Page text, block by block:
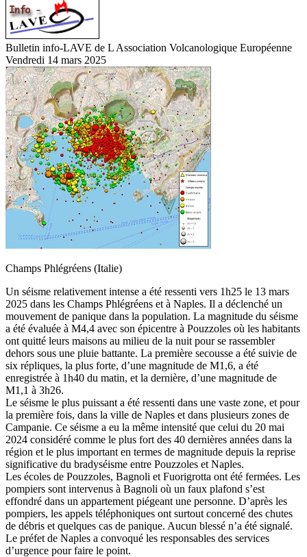
Bulletin info-LAVE de L Association Volcanologique Européenne
Vendredi 14 mars 2025
Champs Phlégréens (Italie)
Un séisme relativement intense a été ressenti vers 1h25 le 13 mars
2025 dans les Champs Phlégréens et à Naples. Il a déclenché un
mouvement de panique dans la population. La magnitude du séisme
a été évaluée à M4,4 avec son épicentre à Pouzzoles où les habitants
ont quitté leurs maisons au milieu de la nuit pour se rassembler
dehors sous une pluie battante. La première secousse a été suivie de
six répliques, la plus forte, d’une magnitude de M1,6, a été
enregistrée à 1h40 du matin, et la dernière, d’une magnitude de
M1,1 à 3h26.
Le séisme le plus puissant a été ressenti dans une vaste zone, et pour
la première fois, dans la ville de Naples et dans plusieurs zones de
Campanie. Ce séisme a eu la même intensité que celui du 20 mai
2024 considéré comme le plus fort des 40 dernières années dans la
région et le plus important en termes de magnitude depuis la reprise
significative du bradyséisme entre Pouzzoles et Naples.
Les écoles de Pouzzoles, Bagnoli et Fuorigrotta ont été fermées. Les
pompiers sont intervenus à Bagnoli où un faux plafond s’est
effondré dans un appartement piégeant une personne. D’après les
pompiers, les appels téléphoniques ont surtout concerné des chutes
de débris et quelques cas de panique. Aucun blessé n’a été signalé.
Le préfet de Naples a convoqué les responsables des services
d’urgence pour faire le point.